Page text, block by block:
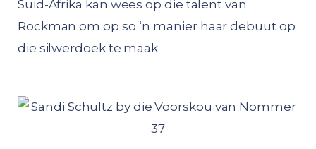
Suid-Afrika kan wees op die talent van
Rockman om op so ‘n manier haar debuut op
die silwerdoek te maak.